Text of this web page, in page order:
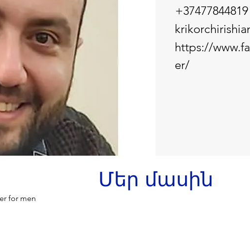
+37477844819
https://
er/
Մեր մասին
for men